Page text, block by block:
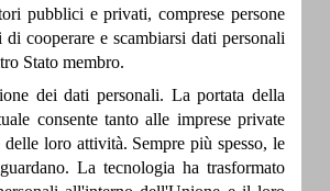
pubblici e privati, comprese persone
cooperare e scambiarsi dati personali
Stato membro.
dei dati personali. La portata della
consente tanto alle imprese private
loro attività. Sempre più spesso, le
La tecnologia ha trasformato